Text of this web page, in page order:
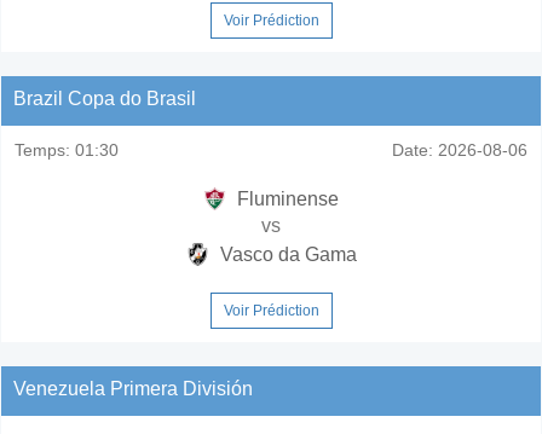
Voir Prédiction
Brazil Copa do Brasil
Temps: 01:30 Date: 2026-08-06
Fluminense
vs
Vasco da Gama
Voir Prédiction
Venezuela Primera División